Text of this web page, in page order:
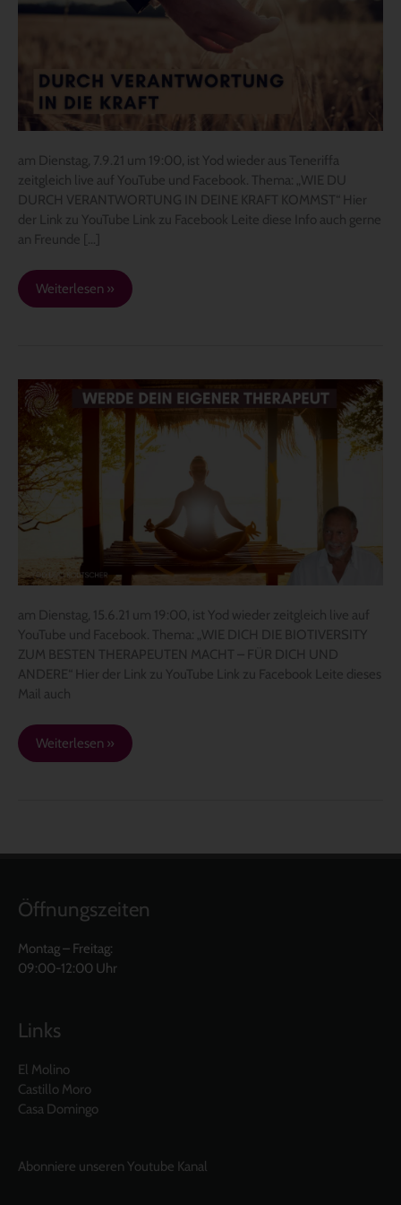
am Dienstag, 7.9.21 um 19:00, ist Yod wieder aus Teneriffa
zeitgleich live auf YouTube und Facebook. Thema: „WIE DU
DURCH VERANTWORTUNG IN DEINE KRAFT KOMMST“ Hier
der Link zu YouTube Link zu Facebook Leite diese Info auch gerne
an Freunde […]
IN
KOMMST“
Weiterlesen »
am Dienstag, 15.6.21 um 19:00, ist Yod wieder zeitgleich live auf
YouTube und Facebook. Thema: „WIE DICH DIE BIOTIVERSITY
ZUM BESTEN THERAPEUTEN MACHT – FÜR DICH UND
ANDERE“ Hier der Link zu YouTube Link zu Facebook Leite dieses
Mail auch
Yod
live,
Di.
15.6.21
um
19:00
„WERDE
EIGENER
THERAPEUT“
Weiterlesen »
Öffnungszeiten
Montag – Freitag:
09:00-12:00 Uhr
Links
El Molino
Castillo Moro
Casa Domingo
Abonniere unseren Youtube Kanal